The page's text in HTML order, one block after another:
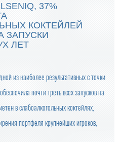
ЯЙЦА СНИЗИЛИСЬ НА 13-17%
ДОРОГИЕ ЖЕНЩИНЫ!
СЛИВОЧНОГО МАСЛА
37%
КОКТЕЙЛЕЙ
ЗАПУСКИ
ЛЕТ
из наиболее результативных с точки
почти треть всех запусков на
в слабоалкогольных коктейлях,
портфеля крупнейших игроков,